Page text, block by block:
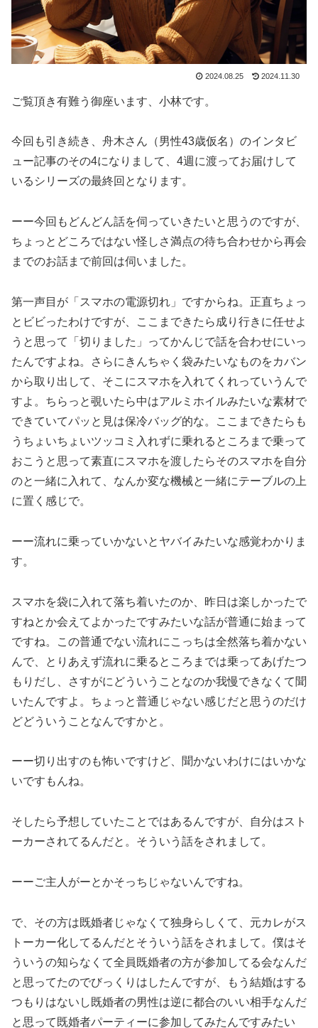
2024.08.25 2024.11.30
ご覧頂き有難う御座います、小林です。
今回も引き続き、舟木さん（男性43歳仮名）のインタビ
ュー記事のその4になりまして、4週に渡ってお届けして
いるシリーズの最終回となります。
ーー今回もどんどん話を伺っていきたいと思うのですが、
ちょっとどころではない怪しさ満点の待ち合わせから再会
までのお話まで前回は伺いました。
第一声目が「スマホの電源切れ」ですからね。正直ちょっ
とビビったわけですが、ここまできたら成り行きに任せよ
うと思って「切りました」ってかんじで話を合わせにいっ
たんですよね。さらにきんちゃく袋みたいなものをカバン
から取り出して、そこにスマホを入れてくれっていうんで
すよ。ちらっと覗いたら中はアルミホイルみたいな素材で
できていてパッと見は保冷バッグ的な。ここまできたらも
うちょいちょいツッコミ入れずに乗れるところまで乗って
おこうと思って素直にスマホを渡したらそのスマホを自分
のと一緒に入れて、なんか変な機械と一緒にテーブルの上
に置く感じで。
ーー流れに乗っていかないとヤバイみたいな感覚わかりま
す。
スマホを袋に入れて落ち着いたのか、昨日は楽しかったで
すねとか会えてよかったですみたいな話が普通に始まって
ですね。この普通でない流れにこっちは全然落ち着かない
んで、とりあえず流れに乗るところまでは乗ってあげたつ
もりだし、さすがにどういうことなのか我慢できなくて聞
いたんですよ。ちょっと普通じゃない感じだと思うのだけ
どどういうことなんですかと。
ーー切り出すのも怖いですけど、聞かないわけにはいかな
いですもんね。
そしたら予想していたことではあるんですが、自分はスト
ーカーされてるんだと。そういう話をされまして。
ーーご主人がーとかそっちじゃないんですね。
で、その方は既婚者じゃなくて独身らしくて、元カレがス
トーカー化してるんだとそういう話をされまして。僕はそ
ういうの知らなくて全員既婚者の方が参加してる会なんだ
と思ってたのでびっくりはしたんですが、もう結婚はする
つもりはないし既婚者の男性は逆に都合のいい相手なんだ
と思って既婚者パーティーに参加してみたんですみたい